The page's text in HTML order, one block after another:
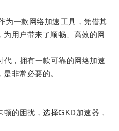
一款网络加速工具，凭借其
用户带来了顺畅、高效的网
，拥有一款可靠的网络加速
非常必要的。
的困扰，选择GKD加速器，